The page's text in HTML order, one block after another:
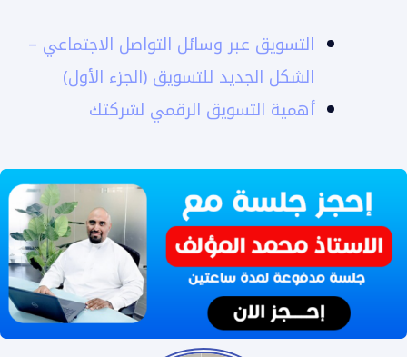
التسويق عبر وسائل التواصل الاجتماعي –
الشكل الجديد للتسويق (الجزء الأول)
أهمية التسويق الرقمي لشركتك